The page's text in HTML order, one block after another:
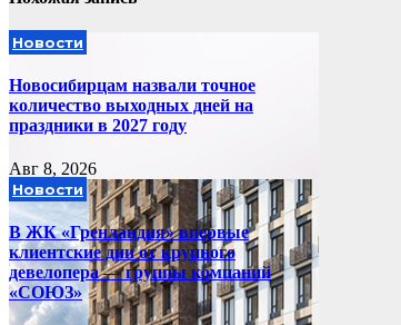
Новости
Новосибирцам назвали точное
количество выходных дней на
праздники в 2027 году
Авг 8, 2026
Новости
В ЖК «Гренландия» впервые
клиентские дни от крупного
девелопера — группы компаний
«СОЮЗ»